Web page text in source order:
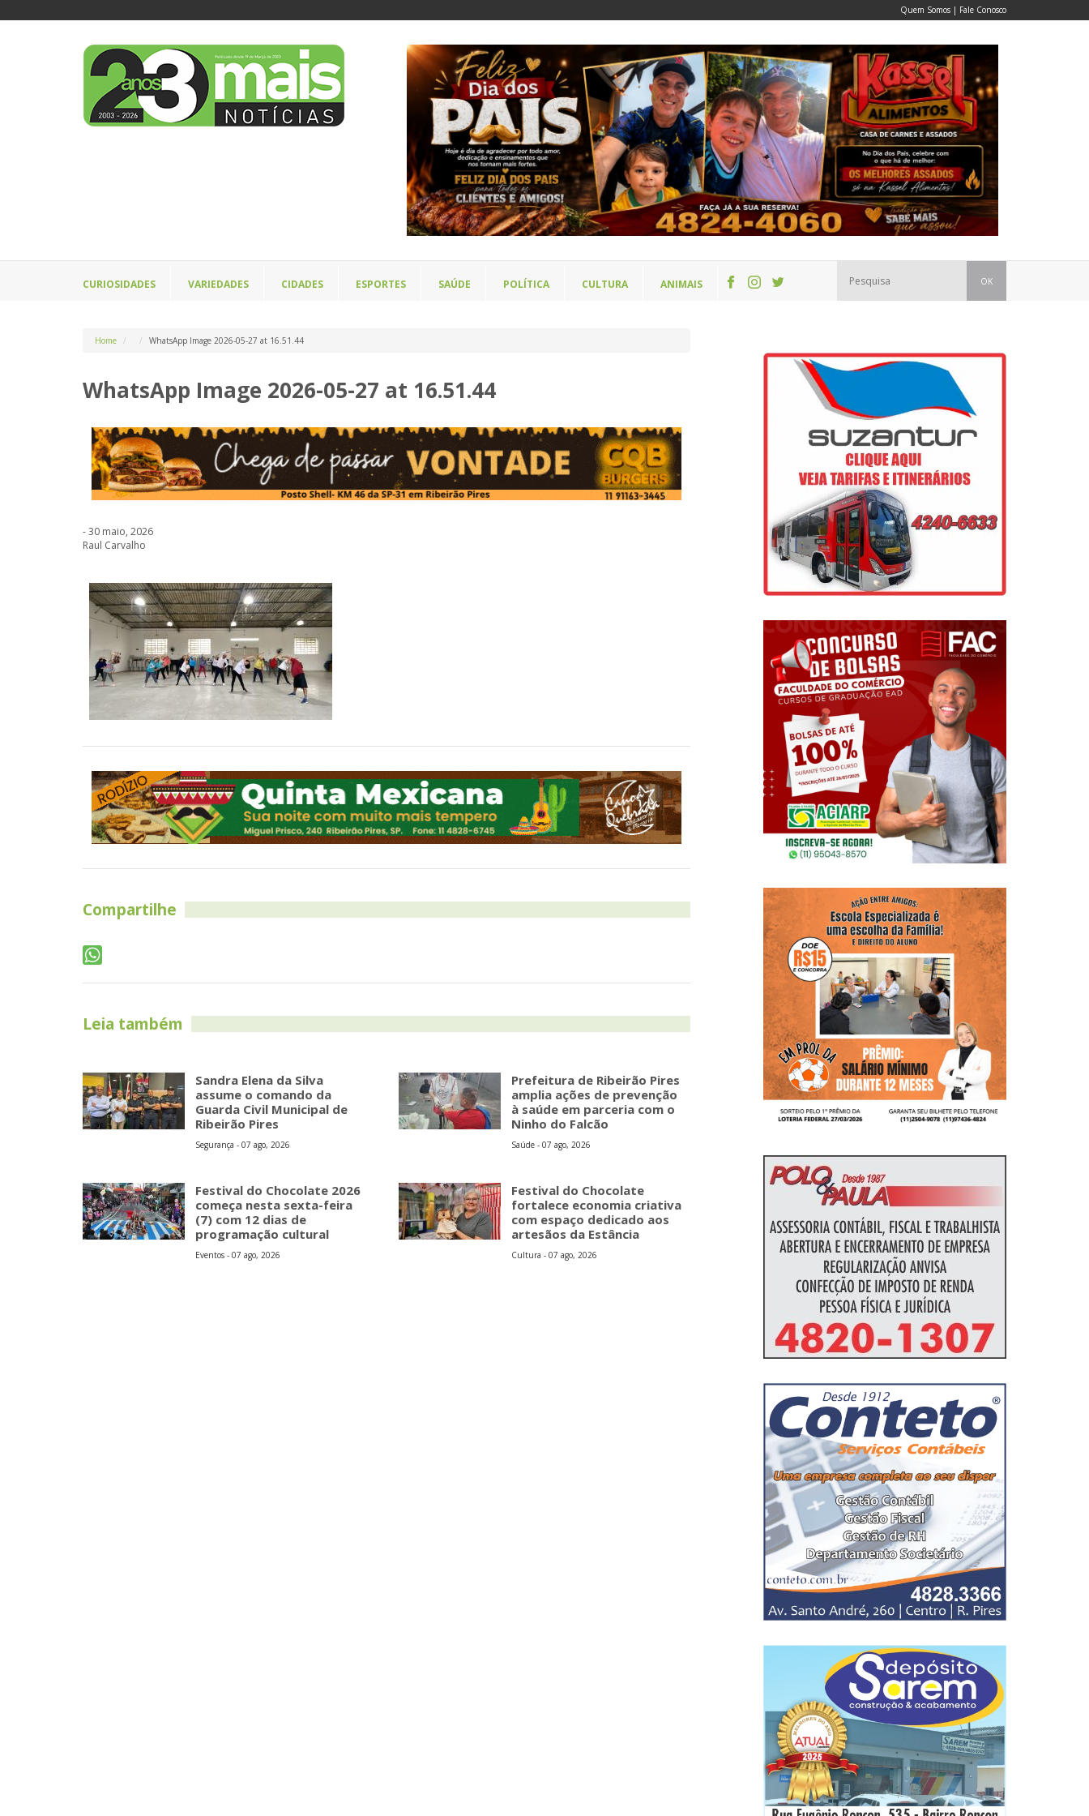
Quem Somos | Fale Conosco
CURIOSIDADES VARIEDADES CIDADES ESPORTES SAÚDE POLÍTICA CULTURA ANIMAIS OK
Home WhatsApp Image 2026-05-27 at 16.51.44
WhatsApp Image 2026-05-27 at 16.51.44
- 30 maio, 2026
Raul Carvalho
Compartilhe
Leia também
Sandra Elena da Silva
assume o comando da
Guarda Civil Municipal de
Ribeirão Pires
Segurança - 07 ago, 2026
Prefeitura de Ribeirão Pires
amplia ações de prevenção
à saúde em parceria com o
Ninho do Falcão
Saúde - 07 ago, 2026
Festival do Chocolate 2026
começa nesta sexta-feira
(7) com 12 dias de
programação cultural
Eventos - 07 ago, 2026
Festival do Chocolate
fortalece economia criativa
com espaço dedicado aos
artesãos da Estância
Cultura - 07 ago, 2026